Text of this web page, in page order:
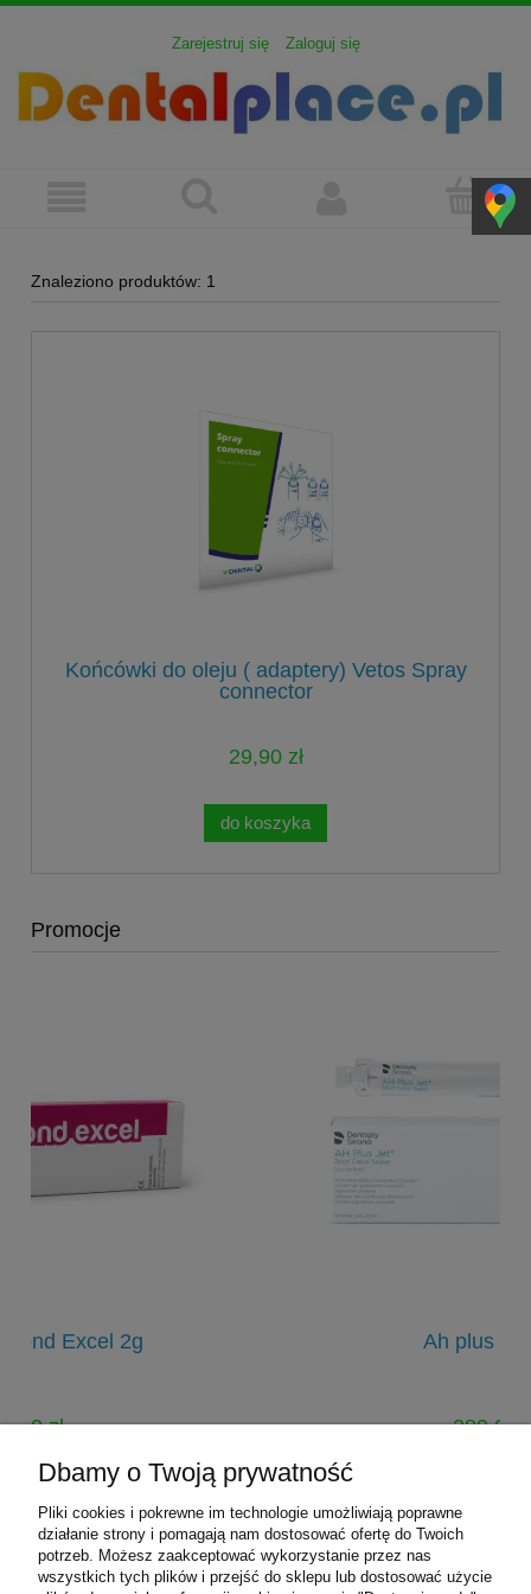
Zarejestruj się Zaloguj się
Znaleziono produktów: 1
Końcówki do oleju ( adaptery) Vetos Spray
connector
29,90 zł
do koszyka
Promocje
289,00 zł
Cena regularna:312,00 zł
do koszyka
Dbamy o Twoją prywatność
Pliki cookies i pokrewne im technologie umożliwiają poprawne
działanie strony i pomagają nam dostosować ofertę do Twoich
potrzeb. Możesz zaakceptować wykorzystanie przez nas
wszystkich tych plików i przejść do sklepu lub dostosować użycie